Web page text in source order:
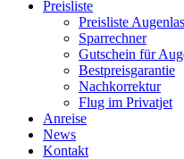
Preisliste
Preisliste
Sparrechner
Gutschein für
Bestpreisgarantie
Nachkorrektur
Flug im Privatjet
Anreise
News
Kontakt